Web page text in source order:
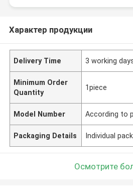
Характер продукции
Delivery Time 3 working
Minimum Order
Quantity
1piece
Model Number According to
Packaging Details Individual
Осмотрите